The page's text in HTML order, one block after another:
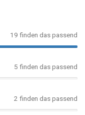
19 finden das passend
5 finden das passend
2 finden das passend